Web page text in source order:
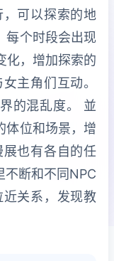
可以探索的地
每个时段会出现
化，增加探索的
主角们互动。
的混乱度。 並
体位和场景，增
也有各自的任
不断和不同NPC
关系，发现教